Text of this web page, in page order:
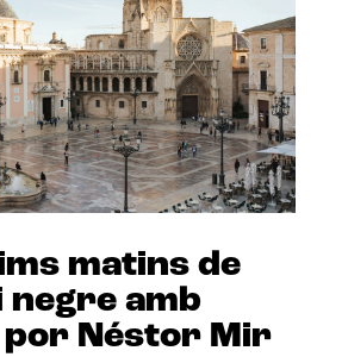
matins de
negre amb
por Néstor Mir